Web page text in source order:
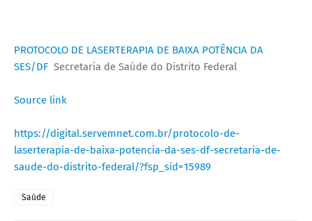
PROTOCOLO DE LASERTERAPIA DE BAIXA POTÊNCIA DA
SES/DF Secretaria de Saúde do Distrito Federal
Source link
https://digital.servemnet.com.br/protocolo-de-
laserterapia-de-baixa-potencia-da-ses-df-secretaria-de-
saude-do-distrito-federal/?fsp_sid=15989
Saúde